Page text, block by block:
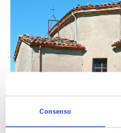
Consenso